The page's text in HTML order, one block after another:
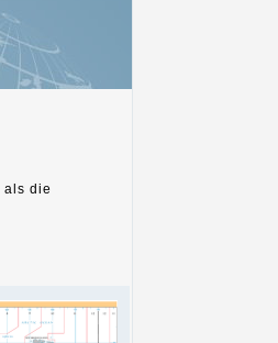
als die